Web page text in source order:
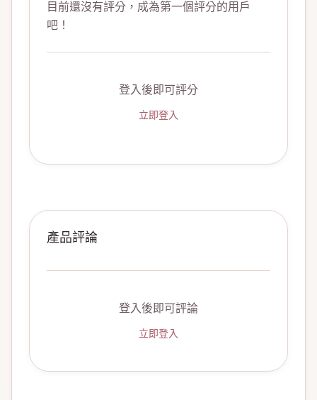
目前還沒有評分，成為第一個評分的用戶
吧！
登入後即可評分
立即登入
產品評論
登入後即可評論
立即登入